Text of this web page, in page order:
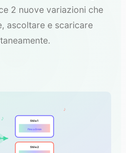
2 nuove variazioni che
ascoltare e scaricare
Stile 1
Fino a 8 min
Stile 2
♪
♪